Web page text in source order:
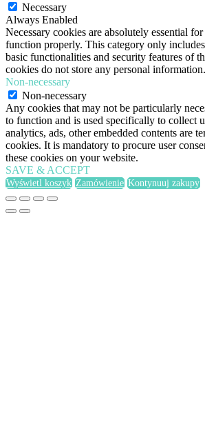
Necessary
Always Enabled
Necessary cookies are absolutely essential
function properly. This category only
basic functionalities and security features of
cookies do not store any personal information.
Non-necessary
Non-necessary
Any cookies that may not be particularly
to function and is used specifically to collect
analytics, ads, other embedded contents are
cookies. It is mandatory to procure user
these cookies on your website.
SAVE & ACCEPT
Wyświetl koszyk Zamówienie Kontynuuj zakupy